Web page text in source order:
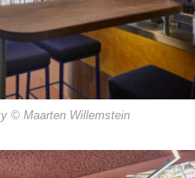
© Maarten Willemstein